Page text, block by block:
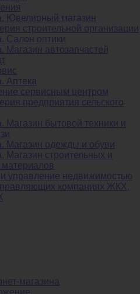
Ювелирный магазин
строительной организации
Салон оптики
Магазин автозапчастей
Аптека
сервисным центром
предприятия сельского
Магазин бытовой техники и
Магазин одежды и обуви
Магазин строительных и
управление недвижимостью
компаниях ЖКХ,
магазина